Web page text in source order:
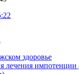
здоровье
лечения импотенции